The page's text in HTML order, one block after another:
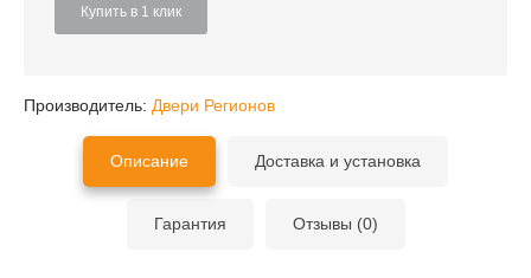
Купить в 1 клик
Производитель: Двери Регионов
Описание Доставка и установка
Гарантия Отзывы (0)